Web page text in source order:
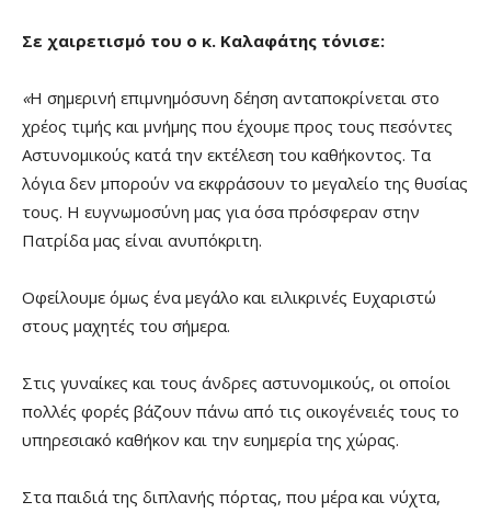
Σε χαιρετισμό του ο κ. Καλαφάτης τόνισε:
«Η σημερινή επιμνημόσυνη δέηση ανταποκρίνεται στο
χρέος τιμής και μνήμης που έχουμε προς τους πεσόντες
Αστυνομικούς κατά την εκτέλεση του καθήκοντος. Τα
λόγια δεν μπορούν να εκφράσουν το μεγαλείο της θυσίας
τους. Η ευγνωμοσύνη μας για όσα πρόσφεραν στην
Πατρίδα μας είναι ανυπόκριτη.
Οφείλουμε όμως ένα μεγάλο και ειλικρινές Ευχαριστώ
στους μαχητές του σήμερα.
Στις γυναίκες και τους άνδρες αστυνομικούς, οι οποίοι
πολλές φορές βάζουν πάνω από τις οικογένειές τους το
υπηρεσιακό καθήκον και την ευημερία της χώρας.
Στα παιδιά της διπλανής πόρτας, που μέρα και νύχτα,